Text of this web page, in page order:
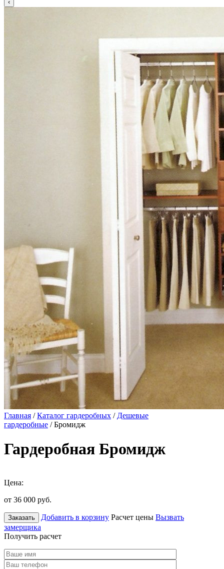
Главная /Каталог гардеробных / Дешевые
гардеробные / Бромидж
Гардеробная Бромидж
Цена:
от 36 000 руб.
Заказать Добавить в корзину Расчет цены Вызвать
замерщика
Получить расчет